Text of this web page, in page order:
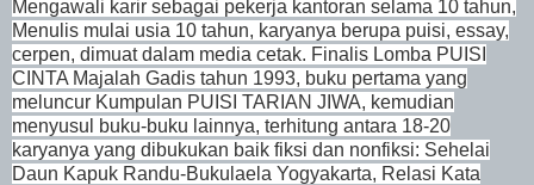
Mengawali karir sebagai pekerja kantoran selama 10 tahun,
Menulis mulai usia 10 tahun, karyanya berupa puisi, essay,
cerpen, dimuat dalam media cetak. Finalis Lomba PUISI
CINTA Majalah Gadis tahun 1993, buku pertama yang
meluncur Kumpulan PUISI TARIAN JIWA, kemudian
menyusul buku-buku lainnya, terhitung antara 18-20
karyanya yang dibukukan baik fiksi dan nonfiksi: Sehelai
Daun Kapuk Randu-Bukulaela Yogyakarta, Relasi Kata